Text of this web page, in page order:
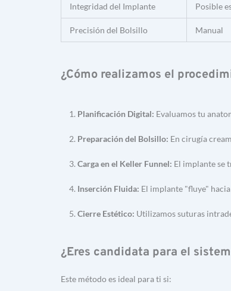
Integridad del Implante Posible
Precisión del Bolsillo Manual
¿Cómo realizamos el
Planificación Digital: Evaluamos tu
Preparación del Bolsillo: En cirugía
Carga en el Keller Funnel: El implante se
Inserción Fluida: El implante "fluye"
Cierre Estético: Utilizamos suturas
¿Eres candidata para el
Este método es ideal para ti si: